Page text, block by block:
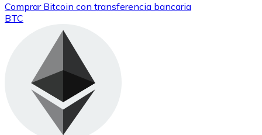
Comprar Bitcoin con transferencia bancaria
BTC